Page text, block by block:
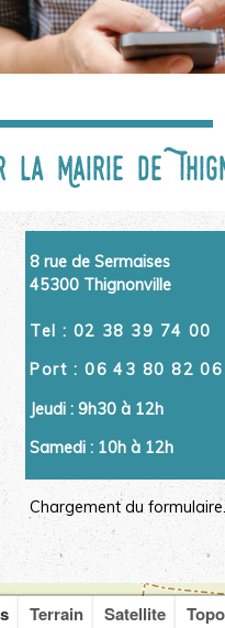
la Mairie de
8 rue de Sermaises
45300 Thignonville
Tel : 02 38 39 74 00
Port : 06 43 80 82 06
Jeudi : 9h30 à 12h
Samedi : 10h à 12h
Chargement du
Terrain Satellite Topo